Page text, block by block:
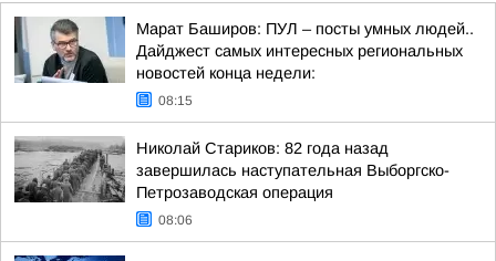
Марат Баширов: ПУЛ – посты умных людей..
Дайджест самых интересных региональных
новостей конца недели:
08:15
Николай Стариков: 82 года назад
завершилась наступательная Выборгско-
Петрозаводская операция
08:06